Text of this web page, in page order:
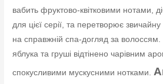
вабить фруктово-квітковими нотами,
для цієї серії, та перетворює звичайну
на справжній спа-догляд за
яблука та груші відтінено чарівним
спокусливими мускусними нотками.